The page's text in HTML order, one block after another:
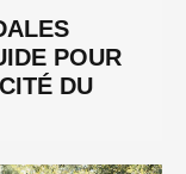
POUR
DU